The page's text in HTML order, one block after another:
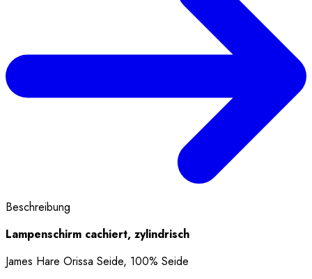
Beschreibung
Lampenschirm cachiert, zylindrisch
James Hare Orissa Seide, 100% Seide